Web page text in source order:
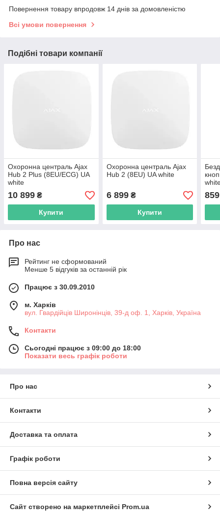
Повернення товару впродовж 14 днів за домовленістю
Всі умови повернення
Подібні товари компанії
Охоронна централь Ajax
Hub 2 Plus (8EU/ECG) UA
white
10 899 ₴
Купити
Охоронна централь Ajax
Hub 2 (8EU) UA white
6 899₴
Купити
859
Про нас
Рейтинг не сформований
Менше 5 відгуків за останній рік
Працює з 30.09.2010
м. Харків
вул. Гвардійців Широнінців, 39-д оф. 1, Харків, Україна
Контакти
Сьогодні працює з 09:00 до 18:00
Показати весь графік роботи
Про нас
Контакти
Доставка та оплата
Графік роботи
Повна версія сайту
Сайт створено на маркетплейсі Prom.ua